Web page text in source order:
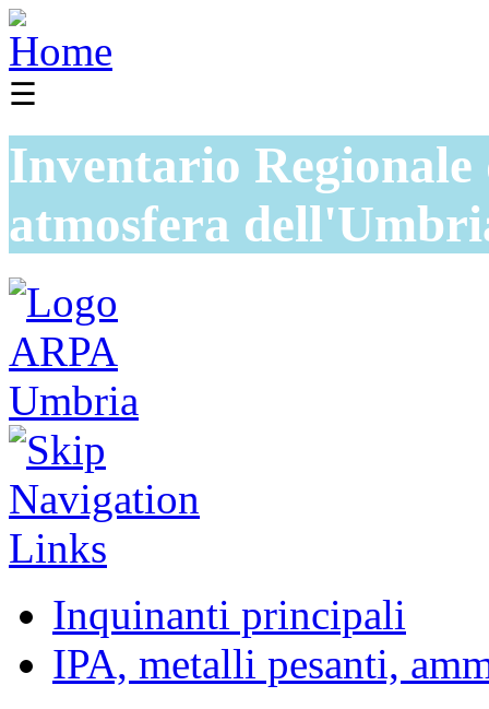
☰
Inventario
atmosfera
Inquinanti principali
IPA, metalli pesanti,